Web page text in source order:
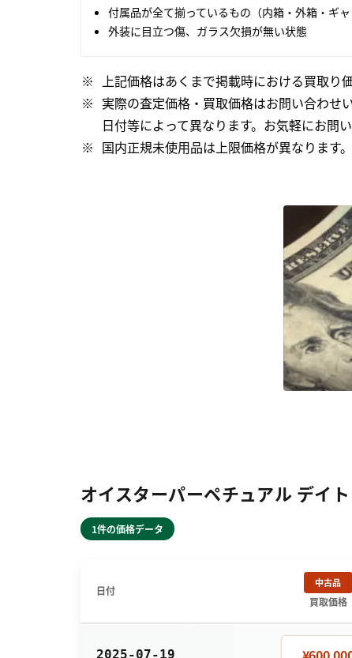
付属品が全て揃っているもの（内箱・外箱・ギャ
外装に目立つ傷、ガラス欠損が無い状態
上記価格はあくまで掲載時における買取り
実際の査定価格・買取価格はお問い合わせ
日付等によって異なります。お気軽にお問
国内正規未使用品は上限価格が異なります。
オイスターパーペチュアル デイ
1件の価格データ
日付
中古品
買取価格
2025-07-19